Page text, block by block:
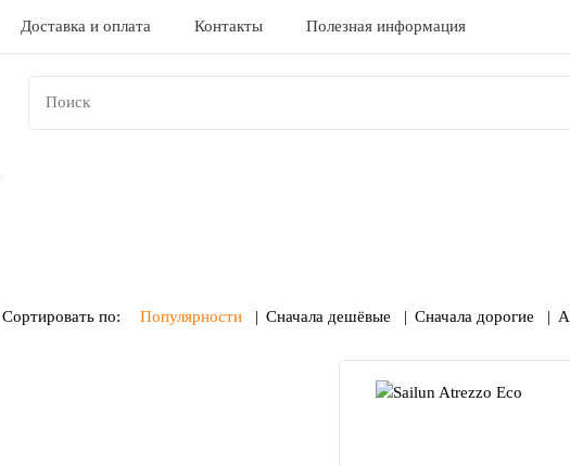
Доставка и оплата Контакты Полезная информация
Сортировать по: Популярности Сначала дешёвые Сначала дорогие